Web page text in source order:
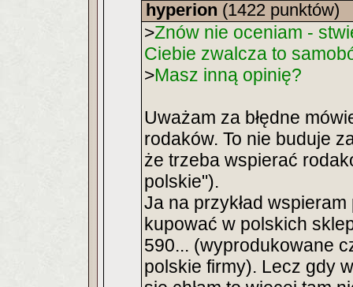
hyperion (1422 punktów)
>Znów nie oceniam -
Ciebie zwalcza to
>Masz inną opinię?
Uważam za błędne
rodaków. To nie buduje
że trzeba wspierać
polskie").
Ja na przykład
kupować w polskich
590... (wyprodukowane
polskie firmy). Lecz gdy